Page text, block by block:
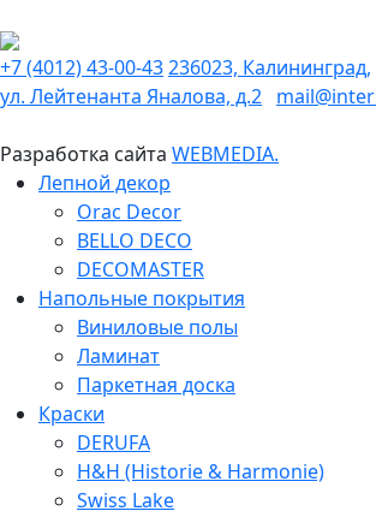
+7 (4012) 43-00-43236023, Калининград,
ул. Лейтенанта Яналова, д.2
Разработка сайта WEBMEDIA.
Лепной декор
Orac Decor
BELLO DECO
DECOMASTER
Напольные покрытия
Виниловые полы
Ламинат
Паркетная доска
Краски
DERUFA
H&H (Historie & Harmonie)
Swiss Lake